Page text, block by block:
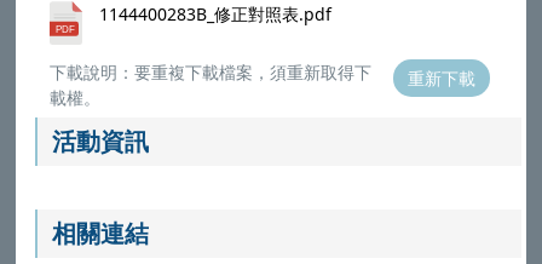
1144400283B_修正對照表.pdf
下載說明：要重複下載檔案，須重新取得下
載權。
重新下載
活動資訊
相關連結